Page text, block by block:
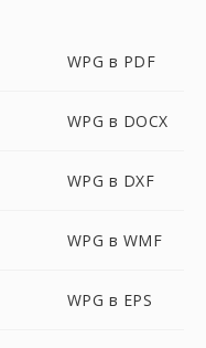
WPG в PDF
WPG в DOCX
WPG в DXF
WPG в WMF
WPG в EPS